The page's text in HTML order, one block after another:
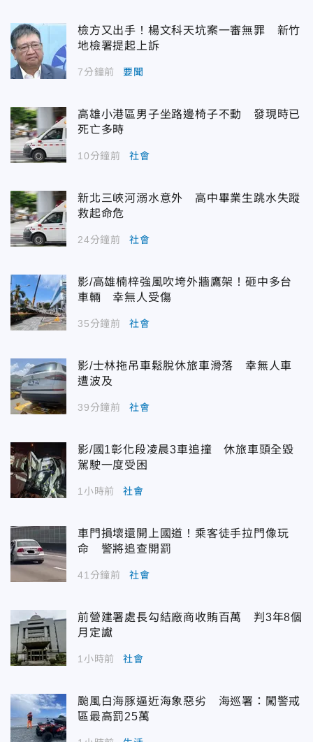
檢方又出手！楊文科天坑案一審無罪 新竹
地檢署提起上訴
7分鐘前 要聞
高雄小港區男子坐路邊椅子不動 發現時已
死亡多時
10分鐘前 社會
新北三峽河溺水意外 高中畢業生跳水失蹤
救起命危
24分鐘前 社會
影/高雄楠梓強風吹垮外牆鷹架！砸中多台
車輛 幸無人受傷
35分鐘前 社會
影/士林拖吊車鬆脫休旅車滑落 幸無人車
遭波及
39分鐘前 社會
影/國1彰化段凌晨3車追撞 休旅車頭全毀
駕駛一度受困
1小時前 社會
車門損壞還開上國道！乘客徒手拉門像玩
命 警將追查開罰
41分鐘前 社會
前營建署處長勾結廠商收賄百萬 判3年8個
月定讞
1小時前 社會
颱風白海豚逼近海象惡劣 海巡署：闖警戒
區最高罰25萬